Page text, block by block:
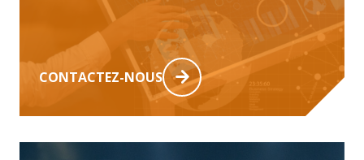
CONTACTEZ-NOUS